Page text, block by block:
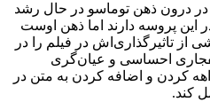
در درون ذهن توماسو در حال رشد
پروسه دارند اما ذهن اوست
تاثیرگذاری‌اش در فیلم را در
احساسی و عیان‌گری
کردن و اضافه کردن به متن در
کند.